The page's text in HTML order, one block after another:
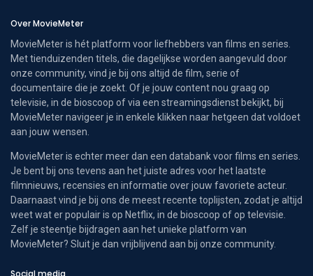
Over MovieMeter
MovieMeter is hét platform voor liefhebbers van films en series.
Met tienduizenden titels, die dagelijkse worden aangevuld door
onze community, vind je bij ons altijd de film, serie of
documentaire die je zoekt. Of je jouw content nou graag op
televisie, in de bioscoop of via een streamingsdienst bekijkt, bij
MovieMeter navigeer je in enkele klikken naar hetgeen dat voldoet
aan jouw wensen.
MovieMeter is echter meer dan een databank voor films en series.
Je bent bij ons tevens aan het juiste adres voor het laatste
filmnieuws, recensies en informatie over jouw favoriete acteur.
Daarnaast vind je bij ons de meest recente toplijsten, zodat je altijd
weet wat er populair is op Netflix, in de bioscoop of op televisie.
Zelf je steentje bijdragen aan het unieke platform van
MovieMeter? Sluit je dan vrijblijvend aan bij onze community.
Social media